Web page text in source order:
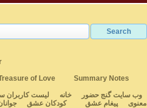
of Love
Summary Notes
وب سایت گنج حضور
خانه لیست کاربران
معنوی
پیغام عشق کودکان عشق